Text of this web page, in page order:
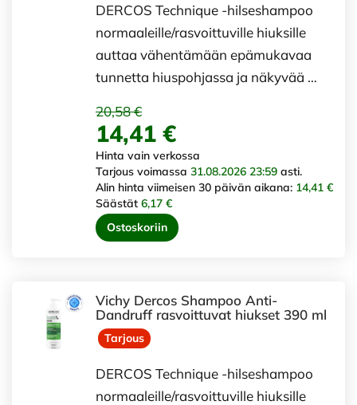
DERCOS Technique -hilseshampoo
normaaleille/rasvoittuville hiuksille
auttaa vähentämään epämukavaa
tunnetta hiuspohjassa ja näkyvää …
20,58 €
14,41 €
Hinta vain verkossa
Tarjous voimassa 31.08.2026 23:59 asti.
Alin hinta viimeisen 30 päivän aikana: 14,41 €
Säästät 6,17 €
Ostoskoriin
Vichy Dercos Shampoo Anti-
Dandruff rasvoittuvat hiukset 390 ml
Tarjous
DERCOS Technique -hilseshampoo
normaaleille/rasvoittuville hiuksille